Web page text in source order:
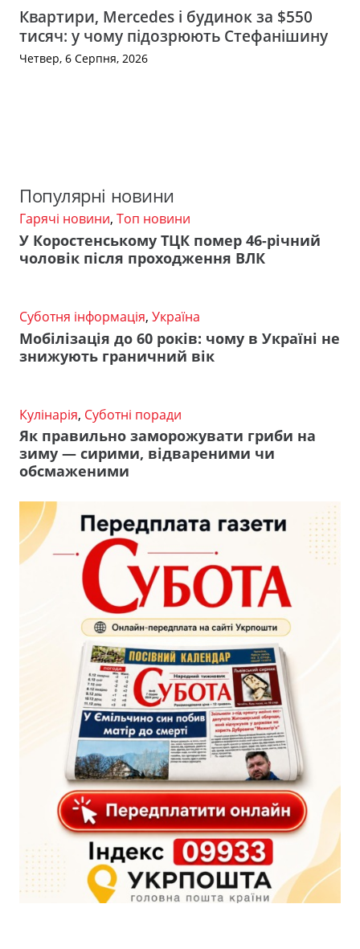
Квартири, Mercedes і будинок за $550
тисяч: у чому підозрюють Стефанішину
Четвер, 6 Серпня, 2026
Популярні новини
Гарячі новини, Топ новини
У Коростенському ТЦК помер 46-річний
чоловік після проходження ВЛК
Суботня інформація, Україна
Мобілізація до 60 років: чому в Україні не
знижують граничний вік
Кулінарія, Суботні поради
Як правильно заморожувати гриби на
зиму — сирими, відвареними чи
обсмаженими